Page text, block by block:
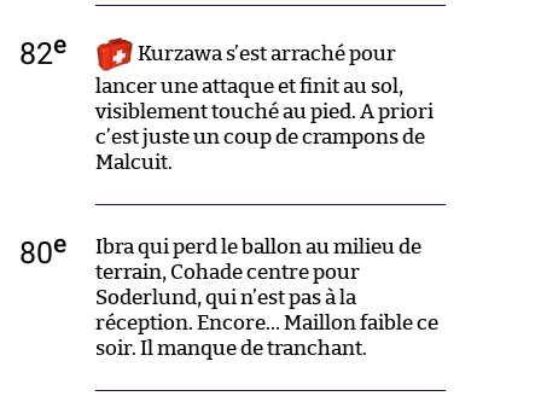
82e
Kurzawa s’est arraché pour
lancer une attaque et finit au sol,
visiblement touché au pied. A priori
c’est juste un coup de crampons de
Malcuit.
80e
Ibra qui perd le ballon au milieu de
terrain, Cohade centre pour
Soderlund, qui n’est pas à la
réception. Encore… Maillon faible ce
soir. Il manque de tranchant.